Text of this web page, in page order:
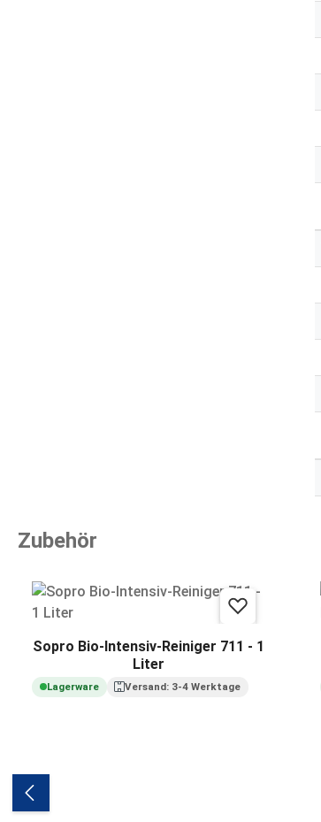
Zubehör
Sopro Bio-Intensiv-Reiniger 711 - 1
Liter
Lagerware Versand: 3-4 Werktage